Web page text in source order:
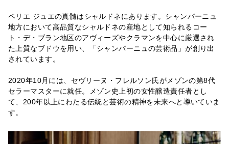
ペリエ ジュエの真髄はシャルドネにあります。シャンパーニュ
地方において高品質なシャルドネの産地として知られるコー
ト・デ・ブラン地区のアヴィーズやクラマンを中心に厳選され
た上質なブドウを用い、「シャンパーニュの芸術品」が創り出
されています。
2020年10月には、セヴリーヌ・フレルソン氏がメゾンの第8代
セラーマスターに就任。メゾン史上初の女性醸造責任者とし
て、200年以上にわたる伝統と芸術の精神を未来へと導いていま
す。